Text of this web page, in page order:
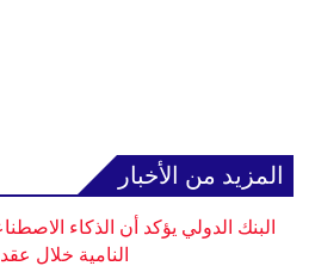
المزيد من الأخبار
البنك الدولي يؤكد أن الذكاء
النامية خلال